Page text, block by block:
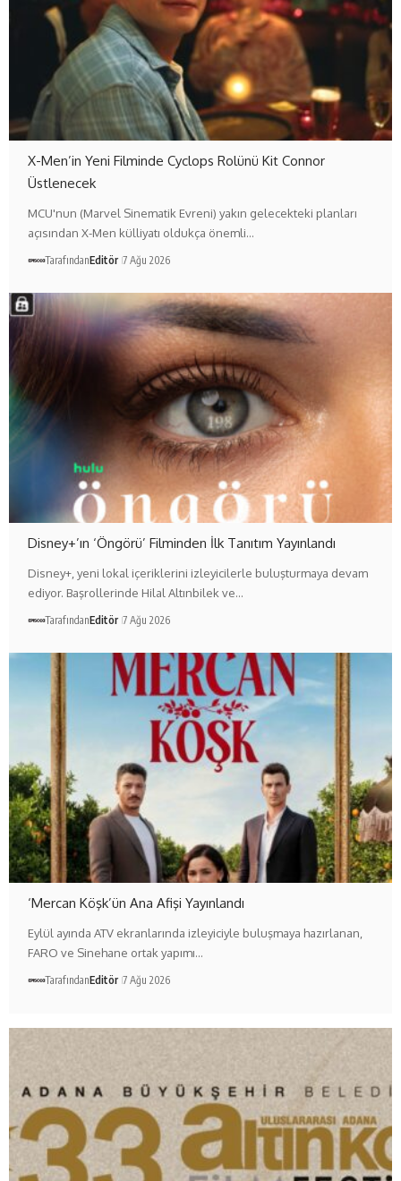
X-Men’in Yeni Filminde Cyclops Rolünü Kit Connor
Üstlenecek
MCU'nun (Marvel Sinematik Evreni) yakın gelecekteki planları
açısından X-Men külliyatı oldukça önemli…
TarafındanEditör 7 Ağu 2026
Disney+’ın ‘Öngörü’ Filminden İlk Tanıtım Yayınlandı
Disney+, yeni lokal içeriklerini izleyicilerle buluşturmaya devam
ediyor. Başrollerinde Hilal Altınbilek ve…
TarafındanEditör 7 Ağu 2026
‘Mercan Köşk’ün Ana Afişi Yayınlandı
Eylül ayında ATV ekranlarında izleyiciyle buluşmaya hazırlanan,
FARO ve Sinehane ortak yapımı…
TarafındanEditör 7 Ağu 2026